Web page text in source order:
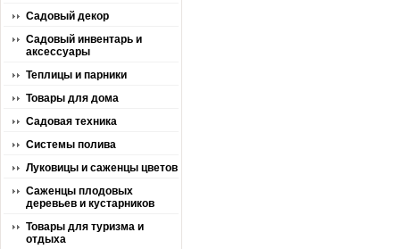
Садовый декор
Садовый инвентарь и
аксессуары
Теплицы и парники
Товары для дома
Садовая техника
Системы полива
Луковицы и саженцы цветов
Саженцы плодовых
деревьев и кустарников
Товары для туризма и
отдыха